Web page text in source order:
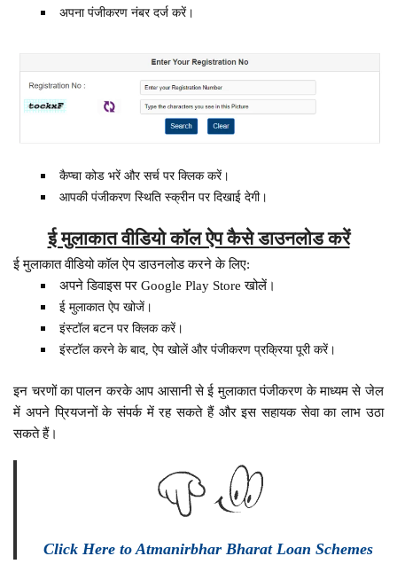
अपना पंजीकरण नंबर दर्ज करें।
कैप्चा कोड भरें और सर्च पर क्लिक करें।
आपकी पंजीकरण स्थिति स्क्रीन पर दिखाई देगी।
ई मुलाकात वीडियो कॉल ऐप कैसे डाउनलोड करें
ई मुलाकात वीडियो कॉल ऐप डाउनलोड करने के लिए:
अपने डिवाइस पर Google Play Store खोलें।
ई मुलाकात ऐप खोजें।
इंस्टॉल बटन पर क्लिक करें।
इंस्टॉल करने के बाद, ऐप खोलें और पंजीकरण प्रक्रिया पूरी करें।
इन चरणों का पालन करके आप आसानी से ई मुलाकात पंजीकरण के माध्यम से जेल
में अपने प्रियजनों के संपर्क में रह सकते हैं और इस सहायक सेवा का लाभ उठा
सकते हैं।
Click Here to Atmanirbhar Bharat Loan Schemes